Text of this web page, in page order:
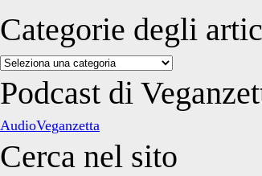
Categorie degli
Categorie
degli
articoli
Podcast di
AudioVeganzetta
Cerca nel sito